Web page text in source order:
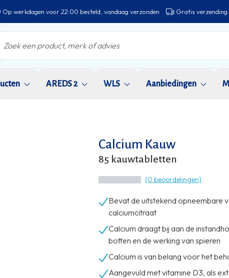
Op werkdagen voor 22:00 besteld, vandaag verzonden Gratis
AREDS 2 WLS Aanbiedingen
Calcium Kauw
85 kauwtabletten
(0 beoordelingen)
Bevat de uitstekend opneembare
calciumcitraat
Calcium draagt bij aan de
botten en de werking van spieren
Calcium is van belang voor het
Aangevuld met vitamine D3, als